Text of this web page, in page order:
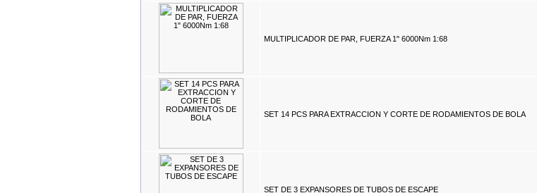
MULTIPLICADOR DE PAR, FUERZA 1" 6000Nm 1:68
SET 14 PCS PARA EXTRACCION Y CORTE DE RODAMIENTOS DE BOLA
SET DE 3 EXPANSORES DE TUBOS DE ESCAPE